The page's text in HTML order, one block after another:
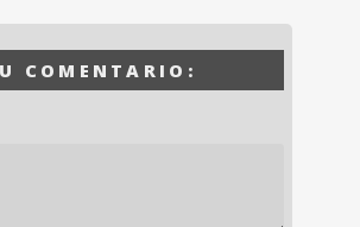
COMENTARIO: